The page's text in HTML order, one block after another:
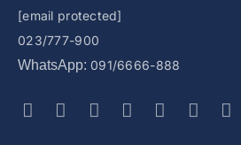
[email protected]
023/777-900
WhatsApp: 091/6666-888